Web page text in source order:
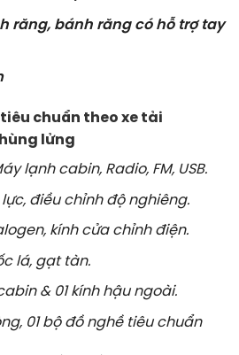
răng, bánh răng có hỗ trợ tay
chuẩn theo xe tải
lửng
lạnh cabin, Radio, FM, USB.
điều chỉnh độ nghiêng.
kính cửa chỉnh điện.
lá, gạt tàn.
& 01 kính hậu ngoài.
01 bộ đồ nghề tiêu chuẩn